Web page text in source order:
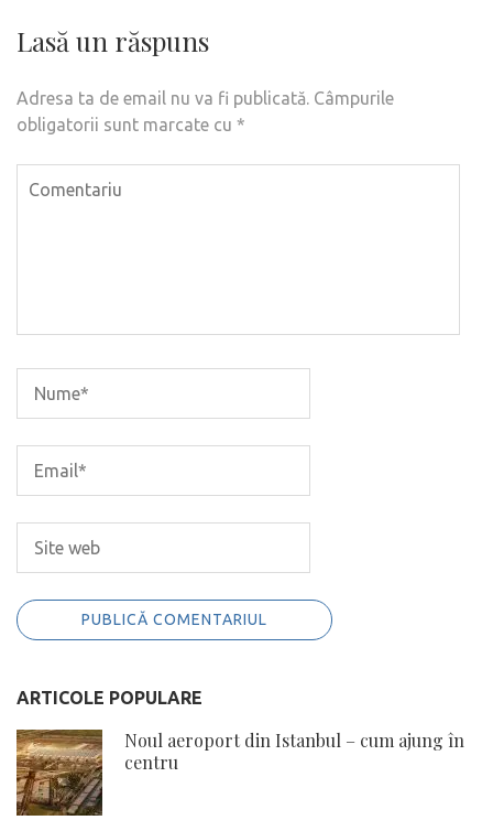
Lasă un răspuns
Adresa ta de email nu va fi publicată. Câmpurile
obligatorii sunt marcate cu *
ARTICOLE POPULARE
Noul aeroport din Istanbul – cum ajung în
centru